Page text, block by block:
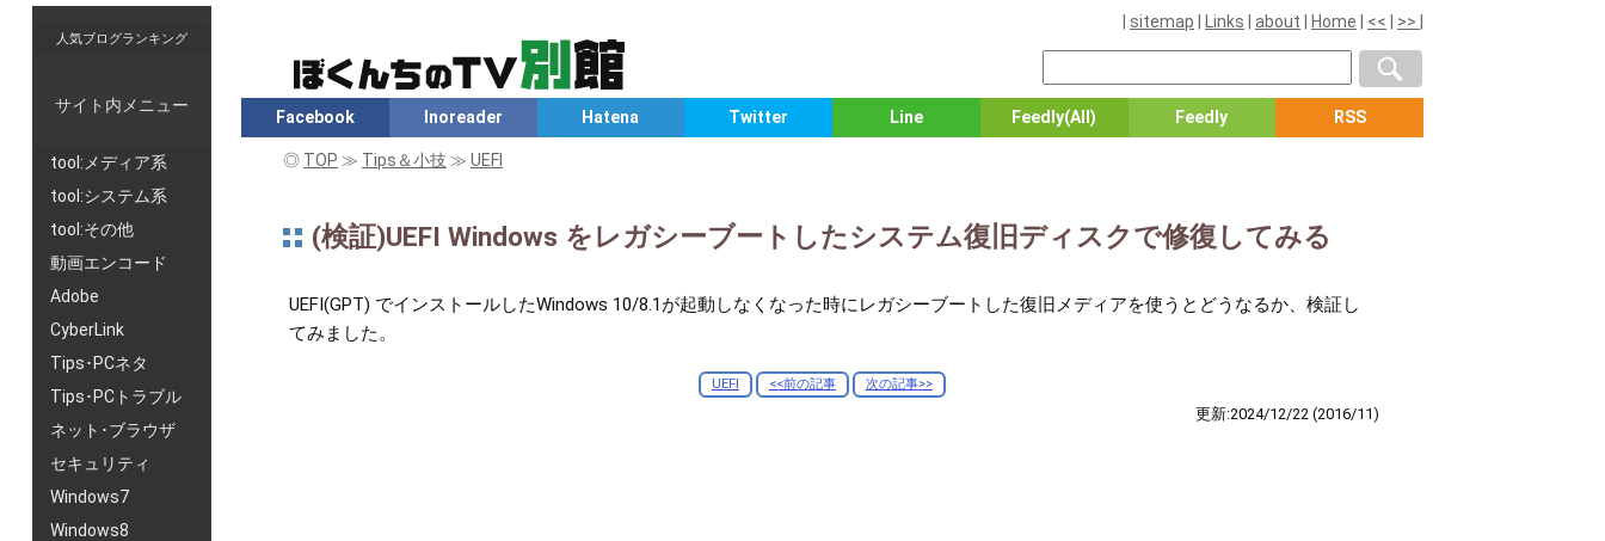
人気ブログランキング
サイト内メニュー
tool:メディア系
tool:システム系
tool:その他
動画エンコード
Adobe
CyberLink
Tips･PCネタ
Tips･PCトラブル
ネット･ブラウザ
セキュリティ
Windows7
Windows8
sitemap Links about Home << >>
Facebook Inoreader Hatena Twitter Line Feedly(All) Feedly RSS
◎ TOP ≫ Tips＆小技≫ UEFI
(検証)UEFI Windows をレガシーブートしたシステム復旧ディスクで修復してみる
UEFI(GPT) でインストールしたWindows 10/8.1が起動しなくなった時にレガシーブートした復旧メディアを使うとどうなるか、検証し
てみました。
UEFI <<前の記事 次の記事>>
更新:2024/12/22 (2016/11)